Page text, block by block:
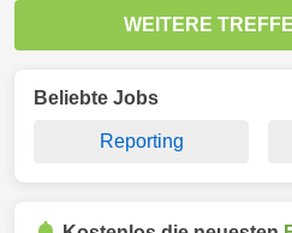
WEITERE
Beliebte Jobs
Reporting